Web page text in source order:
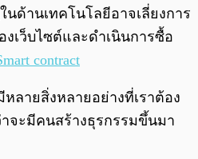
ด้านเทคโนโลยีอาจเลี่ยงการ
เว็บไซต์และดำเนินการซื้อ
contract
ลายสิ่งหลายอย่างที่เราต้อง
าจะมีคนสร้างธุรกรรมขึ้นมา